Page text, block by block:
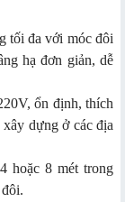
tối đa với móc đôi
hạ đơn giản, dễ
ổn định, thích
dựng ở các địa
hoặc 8 mét trong